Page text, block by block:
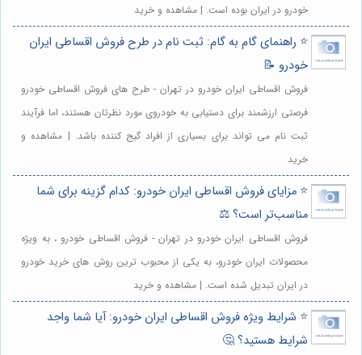
خودرو در ایران بوده است. | مشاهده و خرید
⭐️ راهنمای گام به گام: ثبت نام در طرح فروش اقساطی ایران
خودرو 📝
فروش اقساطی ایران خودرو در تهران - طرح های فروش اقساطی خودرو
فرصتی ارزشمند برای دستیابی به خودروی مورد نظرتان هستند، اما فرآیند
ثبت نام می تواند برای بسیاری از افراد گیج کننده باشد. | مشاهده و
خرید
⭐️ مزایای فروش اقساطی ایران خودرو: کدام گزینه برای شما
مناسب‌تر است؟ ⚖️
فروش اقساطی ایران خودرو در تهران - فروش اقساطی خودرو ، به ویژه
محصولات ایران خودرو، به یکی از محبوب ترین روش های خرید خودرو
در ایران تبدیل شده است. | مشاهده و خرید
⭐️ شرایط ویژه فروش اقساطی ایران خودرو: آیا شما واجد
شرایط هستید؟ 🤔